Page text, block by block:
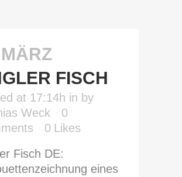
FISCH
at 17:14h in by
Weck
0
0 Likes
Fisch DE:
eines